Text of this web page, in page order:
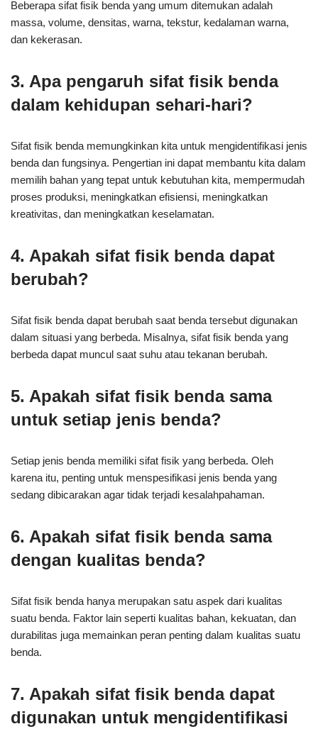
Beberapa sifat fisik benda yang umum ditemukan adalah
massa, volume, densitas, warna, tekstur, kedalaman warna,
dan kekerasan.
3. Apa pengaruh sifat fisik benda
dalam kehidupan sehari-hari?
Sifat fisik benda memungkinkan kita untuk mengidentifikasi jenis
benda dan fungsinya. Pengertian ini dapat membantu kita dalam
memilih bahan yang tepat untuk kebutuhan kita, mempermudah
proses produksi, meningkatkan efisiensi, meningkatkan
kreativitas, dan meningkatkan keselamatan.
4. Apakah sifat fisik benda dapat
berubah?
Sifat fisik benda dapat berubah saat benda tersebut digunakan
dalam situasi yang berbeda. Misalnya, sifat fisik benda yang
berbeda dapat muncul saat suhu atau tekanan berubah.
5. Apakah sifat fisik benda sama
untuk setiap jenis benda?
Setiap jenis benda memiliki sifat fisik yang berbeda. Oleh
karena itu, penting untuk menspesifikasi jenis benda yang
sedang dibicarakan agar tidak terjadi kesalahpahaman.
6. Apakah sifat fisik benda sama
dengan kualitas benda?
Sifat fisik benda hanya merupakan satu aspek dari kualitas
suatu benda. Faktor lain seperti kualitas bahan, kekuatan, dan
durabilitas juga memainkan peran penting dalam kualitas suatu
benda.
7. Apakah sifat fisik benda dapat
digunakan untuk mengidentifikasi